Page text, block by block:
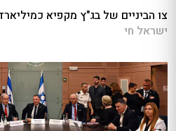
צו הביניים של בג"ץ מקפיא
ישראל חי